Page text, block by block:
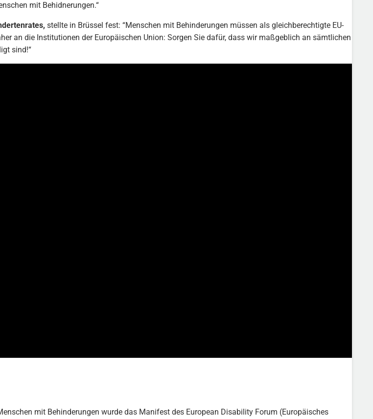
mit Behidnerungen.“
stellte in Brüssel fest: “Menschen mit Behinderungen müssen als gleichberechtigte EU-
an die Institutionen der Europäischen Union: Sorgen Sie dafür, dass wir maßgeblich an sämtlichen
sind!“
mit Behinderungen wurde das Manifest des European Disability Forum (Europäisches